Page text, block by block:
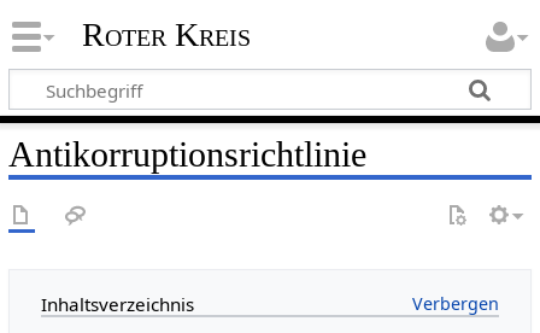
Roter Kreis
Antikorruptionsrichtlinie
Inhaltsverzeichnis